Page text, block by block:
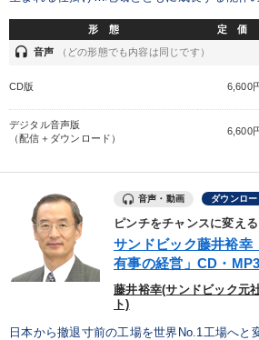
形 態 定 価
headset 音声 （どの形態でも内容は同じです）
CD版 6,600
デジタル音声版
（配信＋ダウンロード）
6,600
音声・動画 ダウンロ
ピンチをチャンスに変える
サンドビック藤井裕幸
有事の経営」CD・MP3
藤井裕幸(サンドビック元
ト)
日本から撤退寸前の工場を世界No.1工場へと